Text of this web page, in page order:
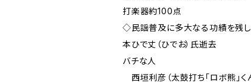
打楽器約100点
◇民謡普及に多大なる功績を残
本ひで丈（ひでお）氏逝去
バチな人
西垣利彦（太鼓打ち「ロボ熊」く